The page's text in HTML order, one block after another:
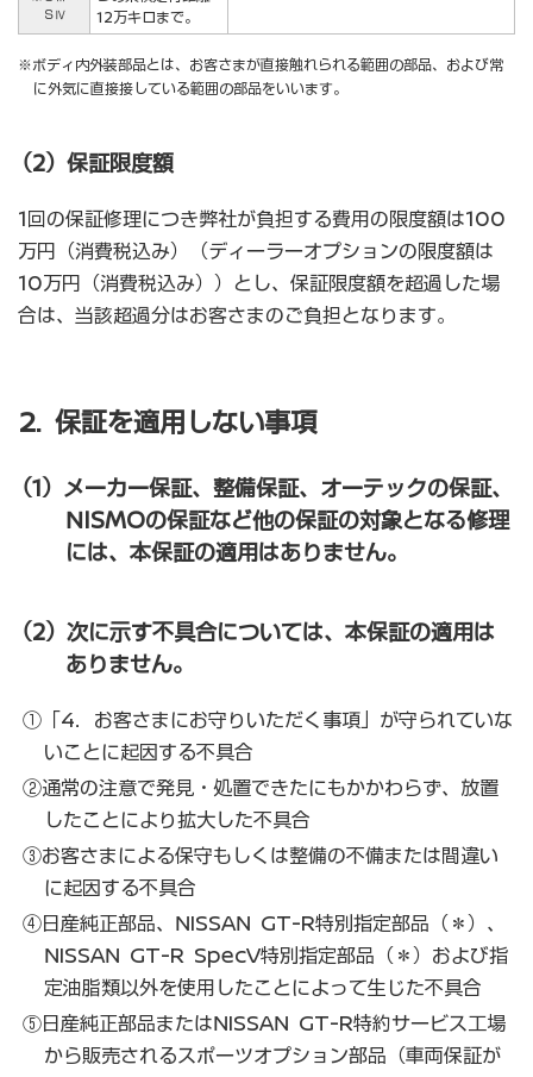
ＳⅣ
12万キロまで。
※ボディ内外装部品とは、お客さまが直接触れられる範囲の部品、および常
に外気に直接接している範囲の部品をいいます。
（2）保証限度額
1回の保証修理につき弊社が負担する費用の限度額は100
万円（消費税込み）（ディーラーオプションの限度額は
10万円（消費税込み））とし、保証限度額を超過した場
合は、当該超過分はお客さまのご負担となります。
2. 保証を適用しない事項
（1）メーカー保証、整備保証、オーテックの保証、
NISMOの保証など他の保証の対象となる修理
には、本保証の適用はありません。
（2）次に示す不具合については、本保証の適用は
ありません。
①「4．お客さまにお守りいただく事項」が守られていな
いことに起因する不具合
②通常の注意で発見・処置できたにもかかわらず、放置
したことにより拡大した不具合
③お客さまによる保守もしくは整備の不備または間違い
に起因する不具合
④日産純正部品、NISSAN GT-R特別指定部品（＊）、
NISSAN GT-R SpecV特別指定部品（＊）および指
定油脂類以外を使用したことによって生じた不具合
⑤日産純正部品またはNISSAN GT-R特約サービス工場
から販売されるスポーツオプション部品（車両保証が